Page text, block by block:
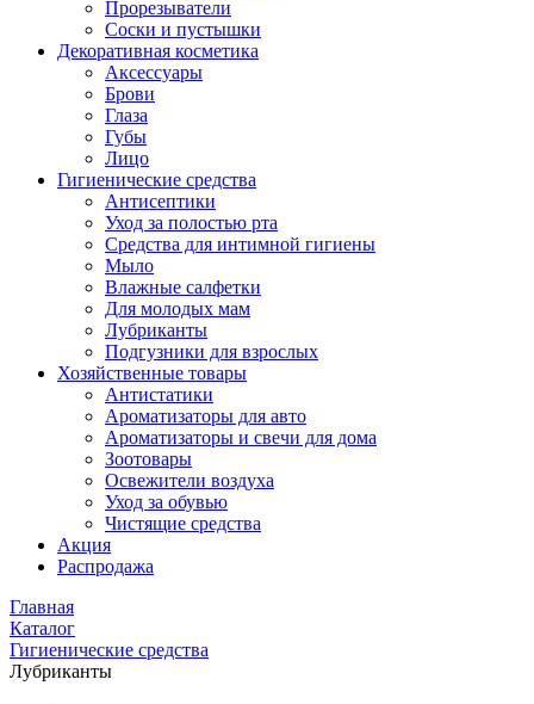
Прорезыватели
Соски и пустышки
Декоративная косметика
Аксессуары
Брови
Глаза
Губы
Лицо
Гигиенические средства
Антисептики
Уход за полостью рта
Средства для интимной гигиены
Мыло
Влажные салфетки
Для молодых мам
Лубриканты
Подгузники для взрослых
Хозяйственные товары
Антистатики
Ароматизаторы для авто
Ароматизаторы и свечи для дома
Зоотовары
Освежители воздуха
Уход за обувью
Чистящие средства
Акция
Распродажа
Главная
Каталог
Гигиенические средства
Лубриканты